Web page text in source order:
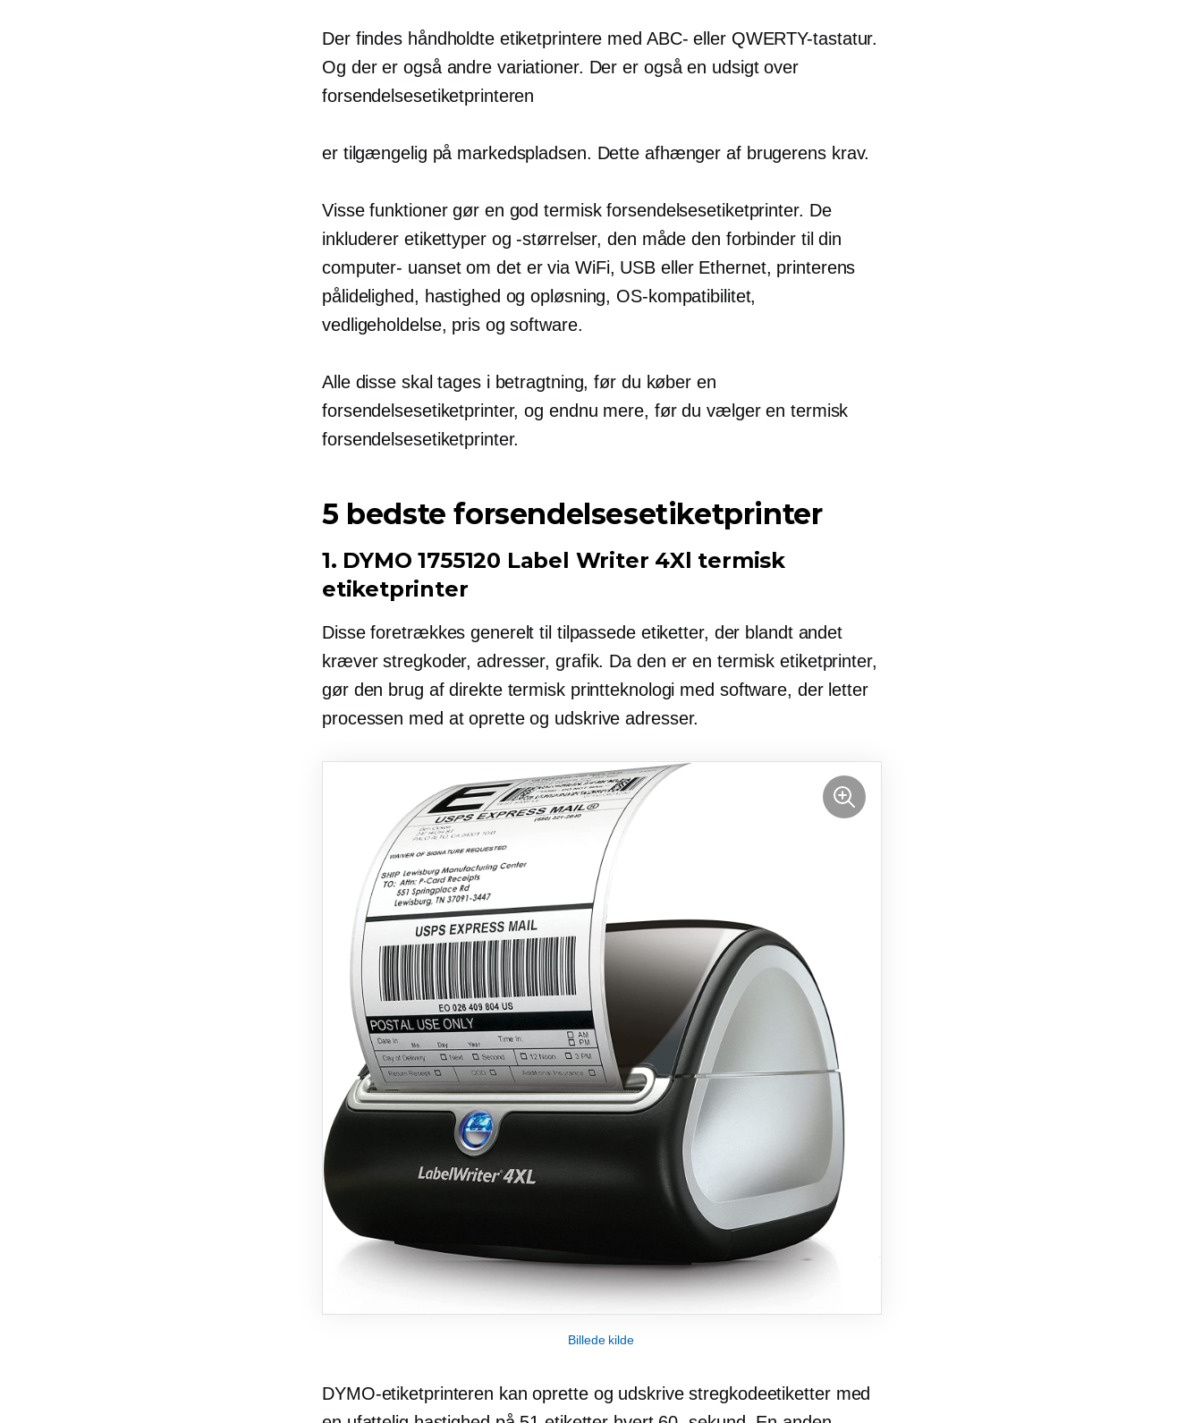
Der findes håndholdte etiketprintere med ABC- eller QWERTY-tastatur.
Og der er også andre variationer. Der er også en udsigt over
forsendelsesetiketprinteren
er tilgængelig på markedspladsen. Dette afhænger af brugerens krav.
Visse funktioner gør en god termisk forsendelsesetiketprinter. De
inkluderer etikettyper og -størrelser, den måde den forbinder til din
computer- uanset om det er via WiFi, USB eller Ethernet, printerens
pålidelighed, hastighed og opløsning, OS-kompatibilitet,
vedligeholdelse, pris og software.
Alle disse skal tages i betragtning, før du køber en
forsendelsesetiketprinter, og endnu mere, før du vælger en termisk
forsendelsesetiketprinter.
5 bedste forsendelsesetiketprinter
1. DYMO 1755120 Label Writer 4Xl termisk
etiketprinter
Disse foretrækkes generelt til tilpassede etiketter, der blandt andet
kræver stregkoder, adresser, grafik. Da den er en termisk etiketprinter,
gør den brug af direkte termisk printteknologi med software, der letter
processen med at oprette og udskrive adresser.
Billede kilde
DYMO-etiketprinteren kan oprette og udskrive stregkodeetiketter med